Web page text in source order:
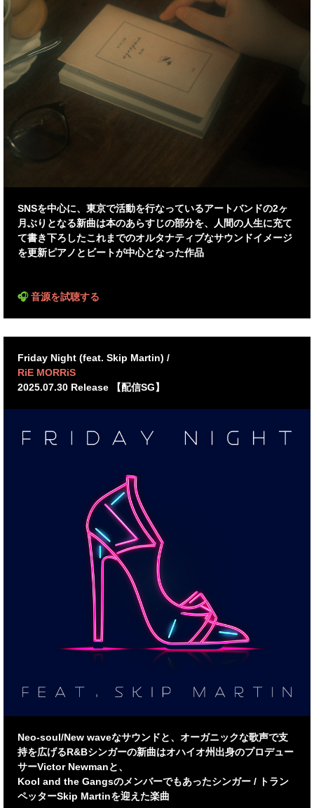
SNSを中心に、東京で活動を行なっているアートバンドの2ヶ
月ぶりとなる新曲は本のあらすじの部分を、人間の人生に充て
て書き下ろしたこれまでのオルタナティブなサウンドイメージ
を更新ピアノとビートが中心となった作品
🎧音源を試聴する
Friday Night (feat. Skip Martin) /
RiE MORRiS
2025.07.30 Release 【配信SG】
Neo-soul/New waveなサウンドと、オーガニックな歌声で支
持を広げるR&Bシンガーの新曲はオハイオ州出身のプロデュー
サーVictor Newmanと、
Kool and the Gangsのメンバーでもあったシンガー / トラン
ペッターSkip Martinを迎えた楽曲